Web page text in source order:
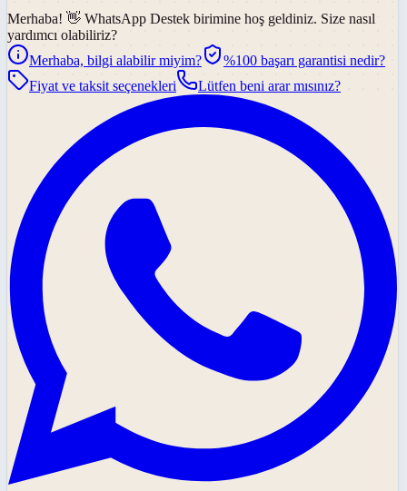
Merhaba! 👋 WhatsApp Destek birimine hoş geldiniz. Size nasıl
yardımcı olabiliriz?
Merhaba, bilgi alabilir miyim?
%100 başarı garantisi nedir?
Fiyat ve taksit seçenekleri
Lütfen beni arar mısınız?